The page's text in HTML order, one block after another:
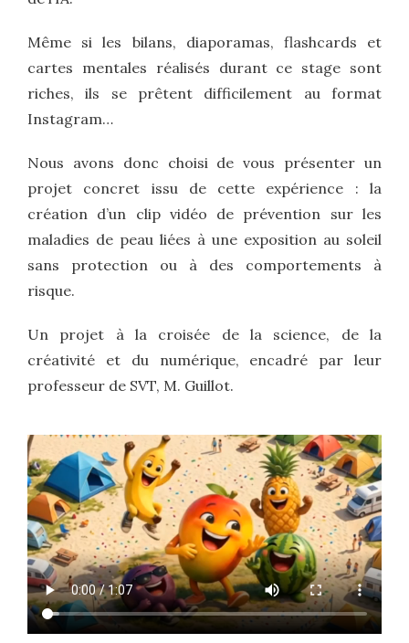
Même si les bilans, diaporamas, flashcards et
cartes mentales réalisés durant ce stage sont
riches, ils se prêtent difficilement au format
Instagram…
Nous avons donc choisi de vous présenter un
projet concret issu de cette expérience : la
création d’un clip vidéo de prévention sur les
maladies de peau liées à une exposition au soleil
sans protection ou à des comportements à
risque.
Un projet à la croisée de la science, de la
créativité et du numérique, encadré par leur
professeur de SVT, M. Guillot.